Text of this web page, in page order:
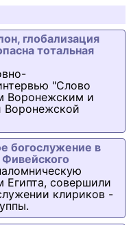
глобализация
тотальная
"Слово
Воронежским и
Воронежской
богослужение в
Египта, совершили
клириков -